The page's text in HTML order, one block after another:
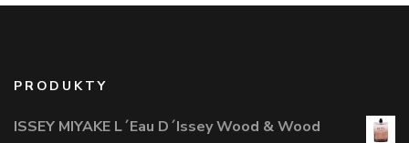
PRODUKTY
ISSEY MIYAKE L´Eau D´Issey Wood & Wood